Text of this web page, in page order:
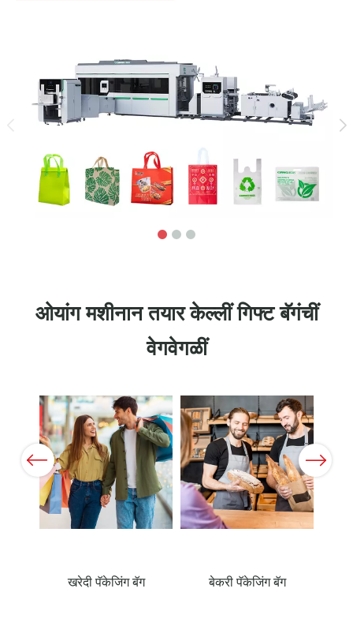
ओयांग मशीनान तयार केल्लीं गिफ्ट बॅगंचीं
वेगवेगळीं
Previous
खरेदी पॅकेजिंग बॅग बेकरी पॅकेजिंग बॅग
Next